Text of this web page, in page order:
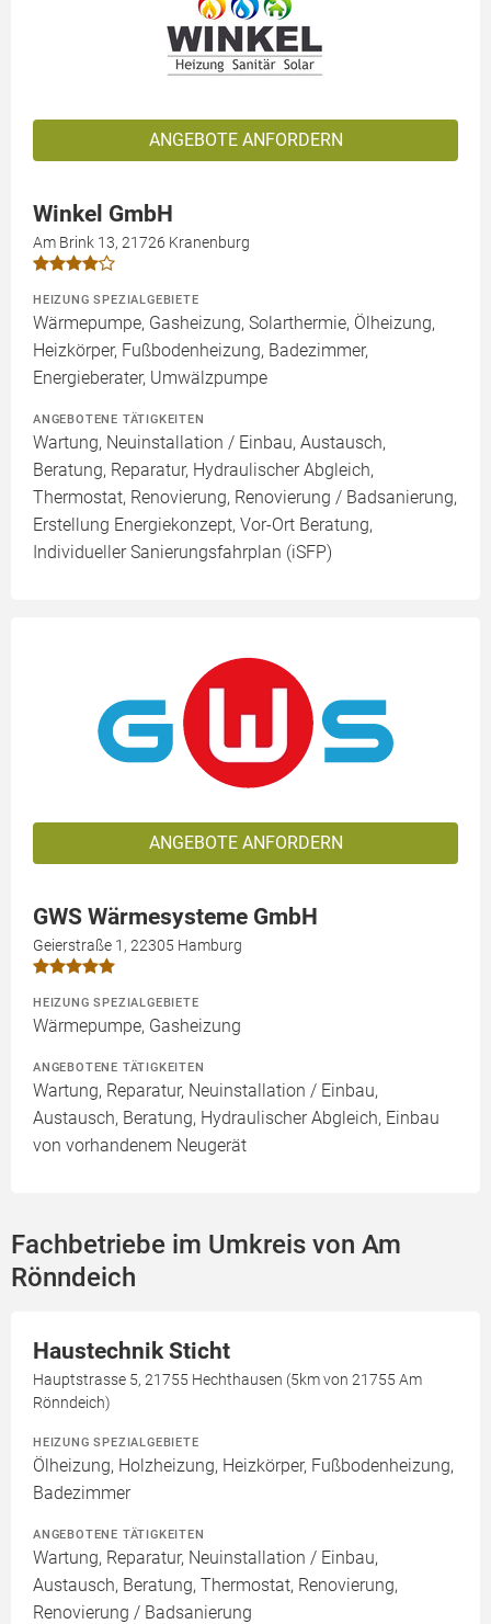
ANGEBOTE ANFORDERN
Winkel GmbH
Am Brink 13, 21726 Kranenburg
HEIZUNG SPEZIALGEBIETE
Wärmepumpe, Gasheizung, Solarthermie, Ölheizung,
Heizkörper, Fußbodenheizung, Badezimmer,
Energieberater, Umwälzpumpe
ANGEBOTENE TÄTIGKEITEN
Wartung, Neuinstallation / Einbau, Austausch,
Beratung, Reparatur, Hydraulischer Abgleich,
Thermostat, Renovierung, Renovierung / Badsanierung,
Erstellung Energiekonzept, Vor-Ort Beratung,
Individueller Sanierungsfahrplan (iSFP)
ANGEBOTE ANFORDERN
GWS Wärmesysteme GmbH
Geierstraße 1, 22305 Hamburg
HEIZUNG SPEZIALGEBIETE
Wärmepumpe, Gasheizung
ANGEBOTENE TÄTIGKEITEN
Wartung, Reparatur, Neuinstallation / Einbau,
Austausch, Beratung, Hydraulischer Abgleich, Einbau
von vorhandenem Neugerät
Fachbetriebe im Umkreis von Am
Rönndeich
Haustechnik Sticht
Hauptstrasse 5, 21755 Hechthausen (5km von 21755 Am
Rönndeich)
HEIZUNG SPEZIALGEBIETE
Ölheizung, Holzheizung, Heizkörper, Fußbodenheizung,
Badezimmer
ANGEBOTENE TÄTIGKEITEN
Wartung, Reparatur, Neuinstallation / Einbau,
Austausch, Beratung, Thermostat, Renovierung,
Renovierung / Badsanierung